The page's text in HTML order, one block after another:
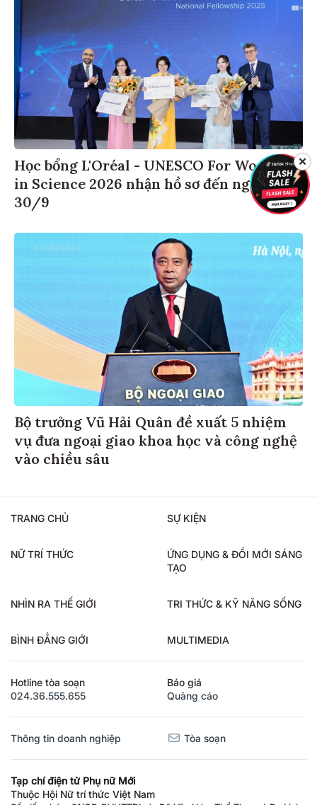
Học bổng L'Oréal - UNESCO For Women
in Science 2026 nhận hồ sơ đến ngày
30/9
Bộ trưởng Vũ Hải Quân đề xuất 5 nhiệm
vụ đưa ngoại giao khoa học và công nghệ
vào chiều sâu
TRANG CHỦ SỰ KIỆN
NỮ TRÍ THỨC
ỨNG DỤNG & ĐỔI MỚI SÁNG
TẠO
NHÌN RA THẾ GIỚI TRI THỨC & KỸ NĂNG SỐNG
BÌNH ĐẲNG GIỚI MULTIMEDIA
Hotline tòa soạn
024.36.555.655
Báo giá
Quảng cáo
Thông tin doanh nghiệp Tòa soạn
Tạp chí điện tử Phụ nữ Mới
Thuộc Hội Nữ trí thức Việt Nam
✕